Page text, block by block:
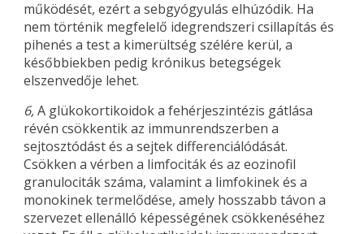
működését, ezért a sebgyógyulás elhúzódik. Ha
nem történik megfelelő idegrendszeri csillapítás és
pihenés a test a kimerültség szélére kerül, a
későbbiekben pedig krónikus betegségek
elszenvedője lehet.
6,A glükokortikoidok a fehérjeszintézis gátlása
révén csökkentik az immunrendszerben a
sejtosztódást és a sejtek differenciálódását.
Csökken a vérben a limfociták és az eozinofil
granulociták száma, valamint a limfokinek és a
monokinek termelődése, amely hosszabb távon a
szervezet ellenálló képességének csökkenéséhez